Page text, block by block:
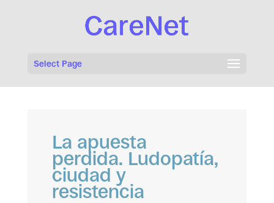
Select Page
La apuesta
perdida. Ludopatía,
ciudad y
resistencia